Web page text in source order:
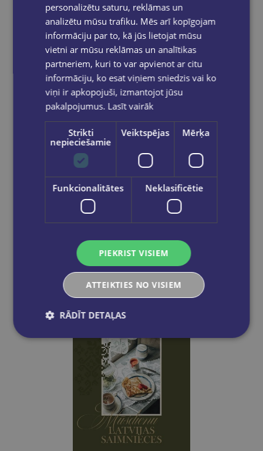
PAMELA MARANA, HELĒNA
Zinātniski un smieklīgi par gremošanu. Kaku grāmata veselai ģimenei
personalizētu saturu, reklāmas un
analizētu mūsu trafiku. Mēs arī kopīgojam
informāciju par to, kā jūs lietojat mūsu
vietni ar mūsu reklāmas un analītikas
partneriem, kuri to var apvienot ar citu
informāciju, ko esat viņiem sniedzis vai ko
viņi ir apkopojuši, izmantojot jūsu
pakalpojumus. Lasīt vairāk
Strikti
nepieciešamie
Veiktspējas Mērķa
Funkcionalitātes Neklasificētie
PIEKRIST VISIEM
ATTEIKTIES NO VISIEM
RĀDĪT DETAĻAS